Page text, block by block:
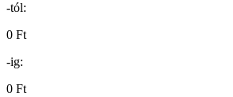
-tól:
0 Ft
-ig:
0 Ft